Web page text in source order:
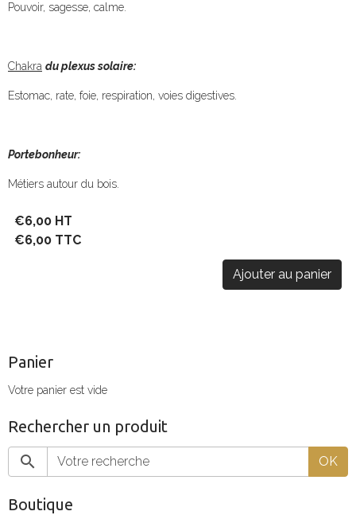
Pouvoir, sagesse, calme.
Chakra du plexus solaire:
Estomac, rate, foie, respiration, voies digestives.
Portebonheur:
Métiers autour du bois.
€6,00 HT
€6,00 TTC
Ajouter au panier
Panier
Votre panier est vide
Rechercher un produit
OK
Boutique